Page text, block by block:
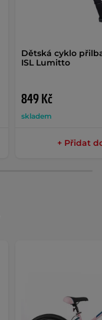
Dětská cyklo
ISL Lumitto
849 Kč
skladem
+ Přidat